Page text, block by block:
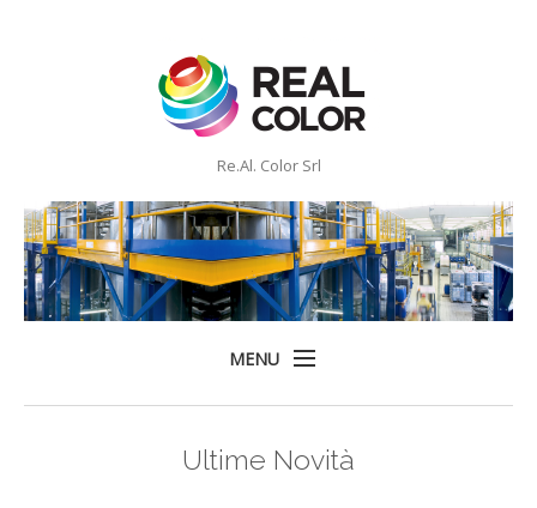
Re.Al. Color Srl
MENU
Ultime Novità